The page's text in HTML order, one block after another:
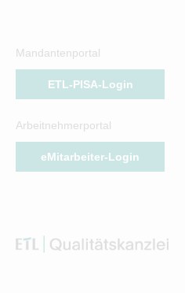
Mandantenportal
ETL-PISA-Login
Arbeitnehmerportal
eMitarbeiter-Login